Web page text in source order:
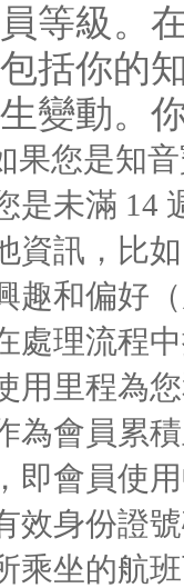
等級。
括你的
變動。
是知音寶
是未滿 14
資訊，比
趣和偏好
處理流程
用里程為
為會員累
即會員使
效身份證
乘坐的航